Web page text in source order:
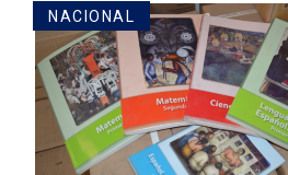
NACIONAL